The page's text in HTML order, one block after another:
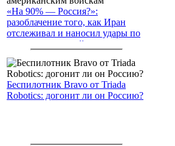
«На 90% — Россия?»:
разоблачение того, как Иран
отслеживал и наносил удары по
американским войскам
Беспилотник Bravo от Triada
Robotics: догонит ли он Россию?